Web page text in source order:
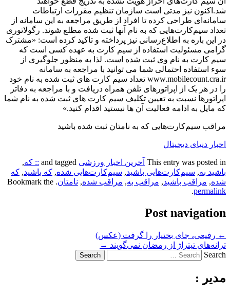
شد.اکنون نیز مدتی است سازمان تنظیم مقررات ارتباطات
سامانه‌ای طراحی کرده تا افراد از طریق مراجعه به این سامانه از
تعداد سیم‌کارت‌هایی که به نام آنها ثبت شده مطلع شوند. رگولاتوری
در این باره به اطلاع‌رسانی نیز پرداخته و تاکید کرده است: «مشترک
گرامی مسئولیت استفاده از سیم کارت به عهده کسی است که
سیم کارت به نام وی ثبت شده است. لذا به منظور جلوگیری از
سوء‌ استفاده احتمالی شما می توانید با مراجعه به سامانه
www.mobilecount.cra.ir تعداد سیم کارت های ثبت شده به نام خود
را در هر یک از اپراتورهای تلفن همراه دریافت و با مراجعه به دفاتر
اپراتورها نسبت به تعیین تکلیف سیم کارت های ثبت شده به نام شما
که مایل به ادامه فعالیت آن ها نیستید اقدام کنید.»
مراقب سیم‌کارت‌هایی که به نامتان ثبت شده باشید
اخبار دنیای دیجیتال
This entry was posted in آخرین اخبار ورزشی :: که,
باشید به, سیم‌کارت‌هایی باشید, سیم‌کارت‌هایی شده, که باشید, که
شده, مراقب باشید, مراقب به, مراقب شده, نامتان. Bookmark the
permalink
.
Post navigation
← رفیعی، جای بختیار را گرفت (عکس)
ترانه‌های تیتراژ از رمضان نمی‌گویند →
Search
مدیر :